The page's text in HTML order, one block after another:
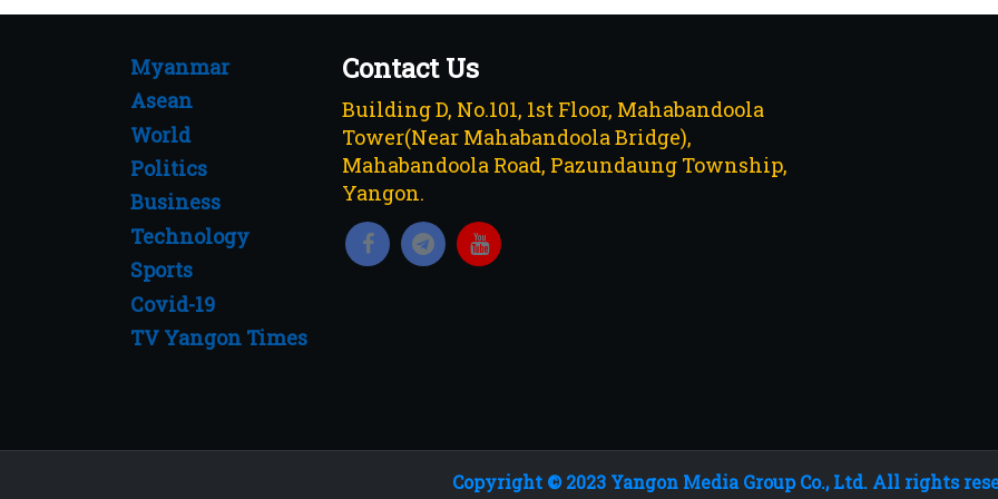
Myanmar
Asean
World
Politics
Business
Technology
Sports
Covid-19
TV Yangon Times
Contact Us
Building D, No.101, 1st Floor, Mahabandoola
Tower(Near Mahabandoola Bridge),
Mahabandoola Road, Pazundaung Township,
Yangon.
Copyright © 2023 Yangon Media Group Co., Ltd. All rights